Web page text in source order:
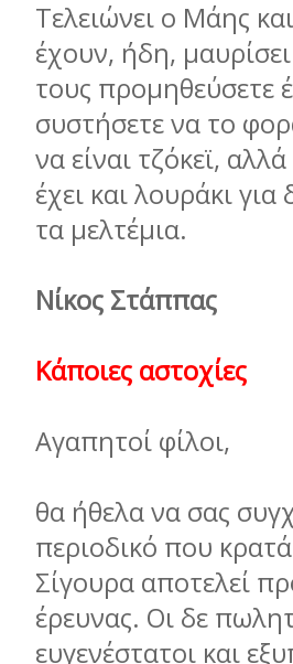
Τελειώνει ο Μάης
έχουν, ήδη,
τους προµηθεύσετε
συστήσετε να το
να είναι τζόκεϊ,
έχει και λουράκι
τα µελτέµια.
Νίκος Στάππας
Κάποιες αστοχίες
Αγαπητοί φίλοι,
θα ήθελα να σας
περιοδικό που
Σίγουρα αποτελεί
έρευνας. Οι δε
ευγενέστατοι και